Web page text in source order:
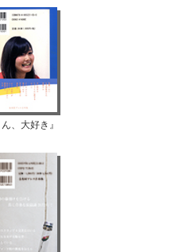
、大好き』